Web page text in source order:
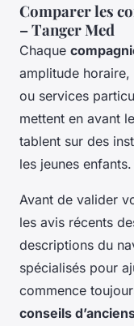
Comparer les
– Tanger Med
Chaque
amplitude
ou services
mettent en avant
tablent sur des
les jeunes enfants.
Avant de valider
les avis récents
descriptions du
spécialisés pour
commence
conseils